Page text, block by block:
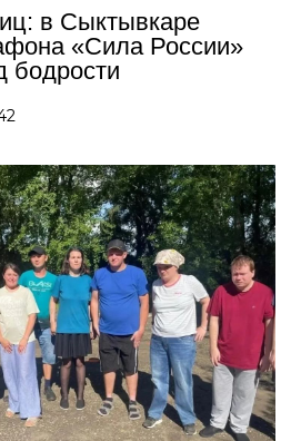
в Сыктывкаре
«Сила России»
бодрости